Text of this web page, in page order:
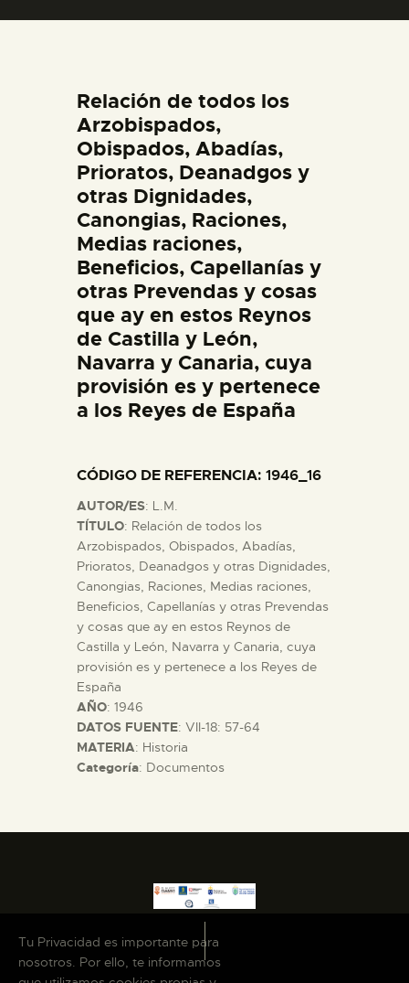
Relación de todos los
Arzobispados,
Obispados, Abadías,
Prioratos, Deanadgos y
otras Dignidades,
Canongias, Raciones,
Medias raciones,
Beneficios, Capellanías y
otras Prevendas y cosas
que ay en estos Reynos
de Castilla y León,
Navarra y Canaria, cuya
provisión es y pertenece
a los Reyes de España
CÓDIGO DE REFERENCIA: 1946_16
AUTOR/ES: L.M.
TÍTULO: Relación de todos los
Arzobispados, Obispados, Abadías,
Prioratos, Deanadgos y otras Dignidades,
Canongias, Raciones, Medias raciones,
Beneficios, Capellanías y otras Prevendas
y cosas que ay en estos Reynos de
Castilla y León, Navarra y Canaria, cuya
provisión es y pertenece a los Reyes de
España
AÑO: 1946
DATOS FUENTE: VII-18: 57-64
MATERIA: Historia
Categoría: Documentos
Tu Privacidad es importante para
nosotros. Por ello, te informamos